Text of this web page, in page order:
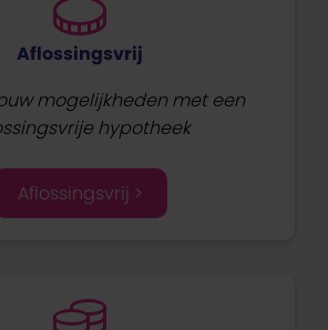
Aflossingsvrij
mogelijkheden met een
hypotheek
Aflossingsvrij >